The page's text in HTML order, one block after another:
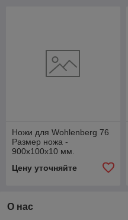
Ножи для Wohlenberg 76
Размер ножа -
900х100х10 мм.
Цену уточняйте
О нас